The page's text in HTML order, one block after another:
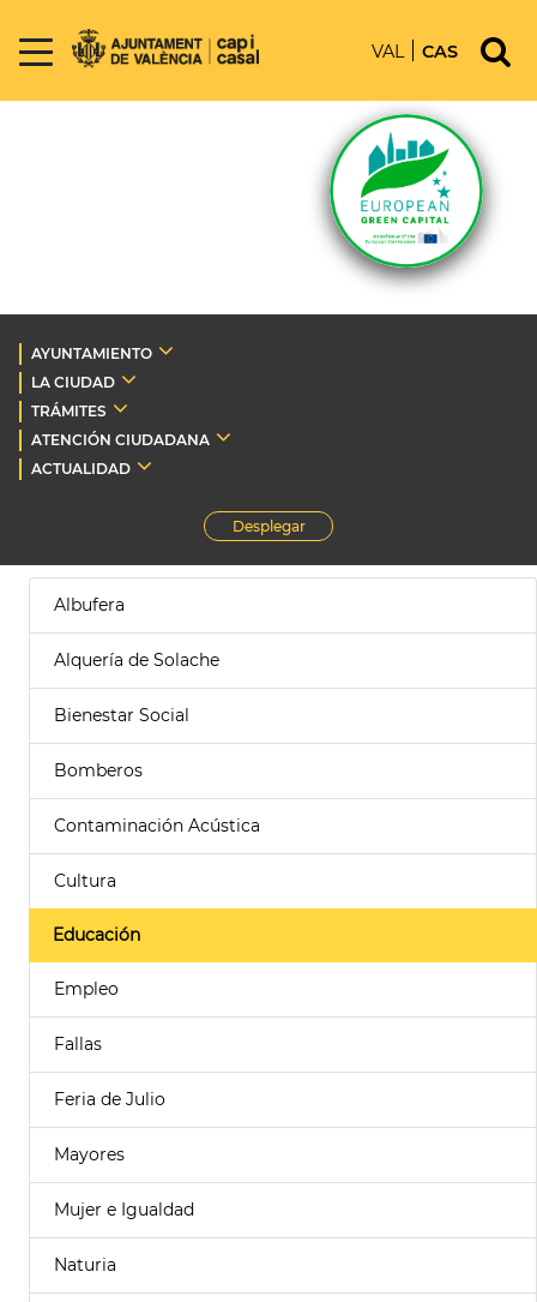
VAL CAS
AYUNTAMIENTO
LA CIUDAD
TRÁMITES
ATENCIÓN CIUDADANA
ACTUALIDAD
Desplegar
Albufera
Alquería de Solache
Bienestar Social
Bomberos
Contaminación Acústica
Cultura
Educación
Empleo
Fallas
Feria de Julio
Mayores
Mujer e Igualdad
Naturia